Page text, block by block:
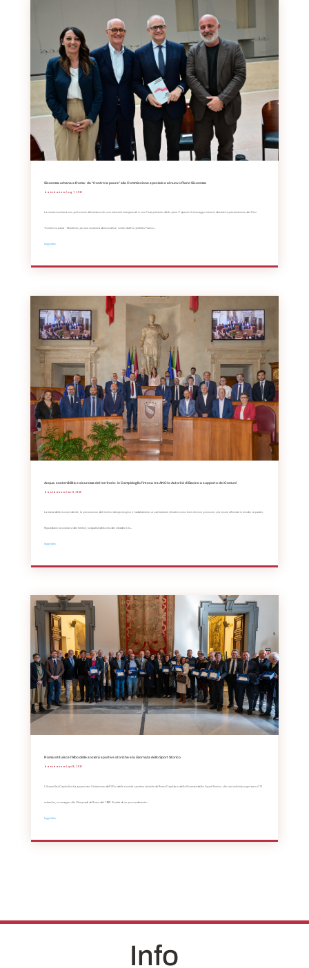
Sicurezza urbana a Roma: da “Contro la paura” alla Commissione speciale e al nuovo Piano Sicurezza
da Redazione| Lug 7, 2026
La sicurezza urbana non può essere affrontata solo con interventi emergenziali o con l'inasprimento delle pene. È questo il messaggio emerso durante la presentazione del libro
"Contro la paura – Manifesto per una sicurezza democratica", scritto dall'ex prefetto Franco...
leggi tutto
Acqua, sostenibilità e sicurezza del territorio: in Campidoglio l’intesa tra ANCI e Autorità di Bacino a supporto dei Comuni
da Redazione| Giu 12, 2026
La tutela delle risorse idriche, la prevenzione del rischio idrogeologico e l'adattamento ai cambiamenti climatici sono temi che non possono più essere affrontati in modo separato.
Riguardano la sicurezza dei territori, la qualità della vita dei cittadini e la...
leggi tutto
Roma istituisce l’Albo delle società sportive storiche e la Giornata dello Sport Storico
da Redazione| Apr 16, 2026
L’Assemblea Capitolina ha approvato l’istituzione dell’Albo delle società sportive storiche di Roma Capitale e della Giornata dello Sport Storico, che sarà celebrata ogni anno il 12
settembre, in omaggio alle Olimpiadi di Roma del 1960. Si tratta di un provvedimento...
leggi tutto
Info